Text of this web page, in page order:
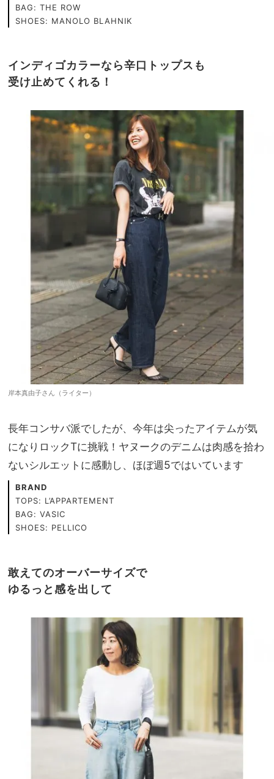
BAG: THE ROW
SHOES: MANOLO BLAHNIK
インディゴカラーなら辛口トップスも
受け止めてくれる！
岸本真由子さん（ライター）
長年コンサバ派でしたが、今年は尖ったアイテムが気
になりロックTに挑戦！ヤヌークのデニムは肉感を拾わ
ないシルエットに感動し、ほぼ週5ではいています
BRAND
TOPS: L’APPARTEMENT
BAG: VASIC
SHOES: PELLICO
敢えてのオーバーサイズで
ゆるっと感を出して